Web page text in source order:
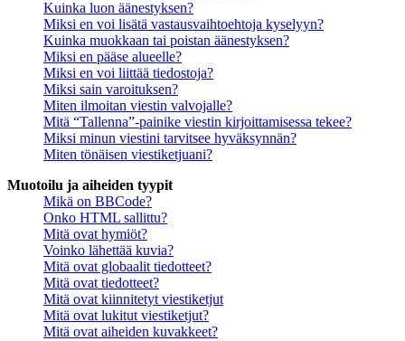
Kuinka luon äänestyksen?
Miksi en voi lisätä vastausvaihtoehtoja kyselyyn?
Kuinka muokkaan tai poistan äänestyksen?
Miksi en pääse alueelle?
Miksi en voi liittää tiedostoja?
Miksi sain varoituksen?
Miten ilmoitan viestin valvojalle?
Mitä “Tallenna”-painike viestin kirjoittamisessa tekee?
Miksi minun viestini tarvitsee hyväksynnän?
Miten tönäisen viestiketjuani?
Muotoilu ja aiheiden tyypit
Mikä on BBCode?
Onko HTML sallittu?
Mitä ovat hymiöt?
Voinko lähettää kuvia?
Mitä ovat globaalit tiedotteet?
Mitä ovat tiedotteet?
Mitä ovat kiinnitetyt viestiketjut
Mitä ovat lukitut viestiketjut?
Mitä ovat aiheiden kuvakkeet?